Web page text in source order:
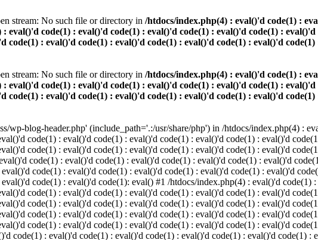
stream: No such file or directory in /htdocs/index.php(4) : eval()'d code(1) :
eval()'d code(1) : eval()'d code(1) : eval()'d code(1) : eval()'d code(1) :
code(1) : eval()'d code(1) : eval()'d code(1) : eval()'d code(1) : eval()'d
stream: No such file or directory in /htdocs/index.php(4) : eval()'d code(1) :
eval()'d code(1) : eval()'d code(1) : eval()'d code(1) : eval()'d code(1) :
code(1) : eval()'d code(1) : eval()'d code(1) : eval()'d code(1) : eval()'d
wp-blog-header.php' (include_path='.:/usr/share/php') in /htdocs/index.php(4) :
code(1) : eval()'d code(1) : eval()'d code(1) : eval()'d code(1) : eval()'d
code(1) : eval()'d code(1) : eval()'d code(1) : eval()'d code(1) : eval()'d
code(1) : eval()'d code(1) : eval()'d code(1) : eval()'d code(1) : eval()'d
code(1) : eval()'d code(1) : eval()'d code(1) : eval()'d code(1) : eval()'d
code(1) : eval()'d code(1): eval() #1 /htdocs/index.php(4) : eval()'d code(1)
code(1) : eval()'d code(1) : eval()'d code(1) : eval()'d code(1) : eval()'d
code(1) : eval()'d code(1) : eval()'d code(1) : eval()'d code(1) : eval()'d
code(1) : eval()'d code(1) : eval()'d code(1) : eval()'d code(1) : eval()'d
code(1) : eval()'d code(1) : eval()'d code(1) : eval()'d code(1) : eval()'d
code(1) : eval()'d code(1) : eval()'d code(1) : eval()'d code(1) : eval()'d code(1) :